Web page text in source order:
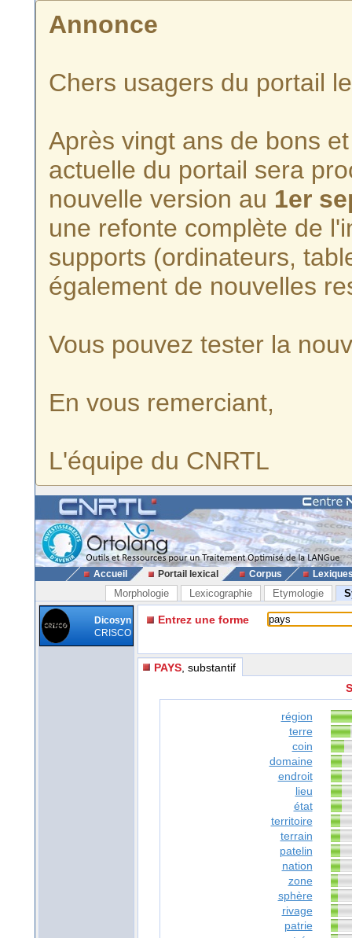
Annonce
Chers usagers du portail
Après vingt ans de bons
actuelle du portail sera
nouvelle version au 1er
une refonte complète de
supports (ordinateurs,
également de nouvelles
Vous pouvez tester la
En vous remerciant,
L'équipe du CNRTL
Accueil Portail lexical Corpus
Morphologie Lexicographie Etymologie
Dicosyn
CRISCO
Entrez une forme
PAYS , substantif
région
terre
coin
domaine
endroit
lieu
état
territoire
terrain
patelin
nation
zone
sphère
rivage
patrie